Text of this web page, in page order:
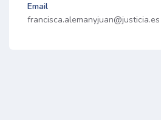
Email
francisca.alemanyjuan@justicia.es